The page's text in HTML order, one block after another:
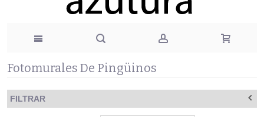
Fotomurales De Pingüinos
FILTRAR